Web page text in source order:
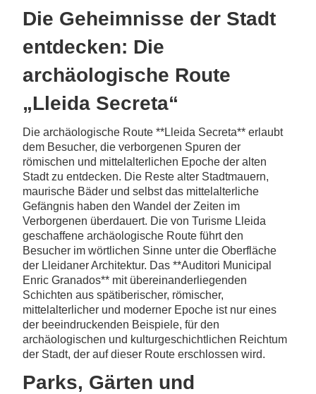
Die Geheimnisse der Stadt
entdecken: Die
archäologische Route
„Lleida Secreta“
Die archäologische Route **Lleida Secreta** erlaubt
dem Besucher, die verborgenen Spuren der
römischen und mittelalterlichen Epoche der alten
Stadt zu entdecken. Die Reste alter Stadtmauern,
maurische Bäder und selbst das mittelalterliche
Gefängnis haben den Wandel der Zeiten im
Verborgenen überdauert. Die von Turisme Lleida
geschaffene archäologische Route führt den
Besucher im wörtlichen Sinne unter die Oberfläche
der Lleidaner Architektur. Das **Auditori Municipal
Enric Granados** mit übereinanderliegenden
Schichten aus spätiberischer, römischer,
mittelalterlicher und moderner Epoche ist nur eines
der beeindruckenden Beispiele, für den
archäologischen und kulturgeschichtlichen Reichtum
der Stadt, der auf dieser Route erschlossen wird.
Parks, Gärten und